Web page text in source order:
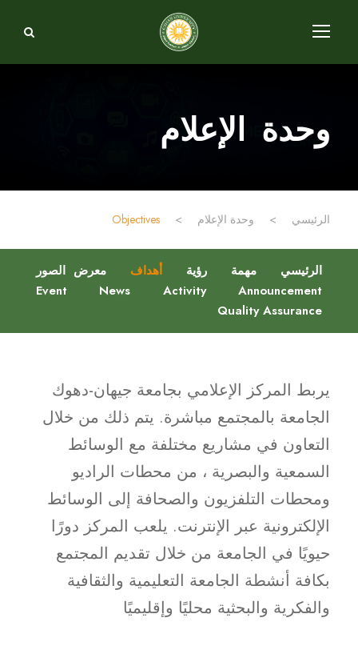
وحدة الإعلام
الرئيسي > وحدة الإعلام >
Objectives
الرئيسي مهمة رؤية أهداف
معرض الصور
Event
News Activity
Announcement
Quality Assurance
يربط المركز الإعلامي بجامعة جيهان-دهوك
الجامعة بالمجتمع مباشرة. يتم ذلك من خلال
التعاون في مشاريع مختلفة مع الوسائط
السمعية والبصرية ، من محطات الراديو
ومحطات التلفزيون والصحافة إلى الوسائط
الإلكترونية عبر الإنترنت. يلعب المركز دورًا
حيويًا في الجامعة من خلال تقديم المجتمع
بكافة أنشطة الجامعة التعليمية والثقافية
والفكرية والبحثية محليًا وإقليميًا